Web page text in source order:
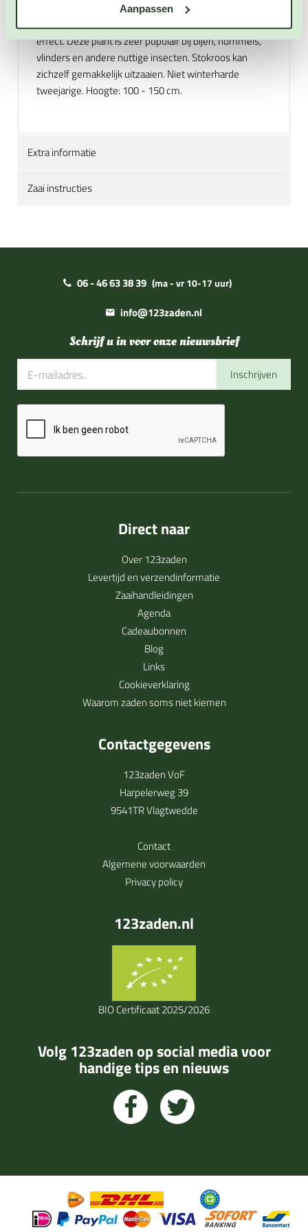
Aanpassen
vrolijken. Zet deze prachtige stokroossoort in een
groepje bij elkaar voor een prachtig en dramatisch
effect. Deze plant is zeer populair bij bijen, hommels,
vlinders en andere nuttige insecten. Stokroos kan
zichzelf gemakkelijk uitzaaien. Niet winterharde
tweejarige. Hoogte: 100 - 150 cm.
Extra informatie
Zaai instructies
06 - 46 63 38 39 (ma - vr 10-17 uur)
info@123zaden.nl
Schrijf u in voor onze nieuwsbrief
Inschrijven
Direct naar
Over 123zaden
Levertijd en verzendinformatie
Zaaihandleidingen
Agenda
Cadeaubonnen
Blog
Links
Cookieverklaring
Waarom zaden soms niet kiemen
Contactgegevens
123zaden VoF
Harpelerweg 39
9541TR Vlagtwedde
Contact
Algemene voorwaarden
Privacy policy
123zaden.nl
BIO Certificaat 2025/2026
Volg 123zaden op social media voor
handige tips en nieuws